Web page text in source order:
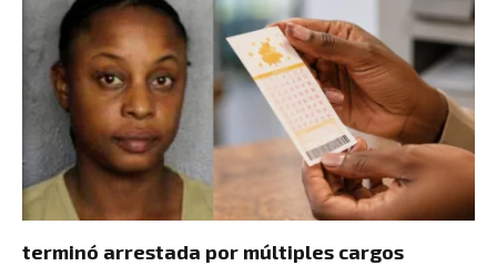
terminó arrestada por múltiples cargos